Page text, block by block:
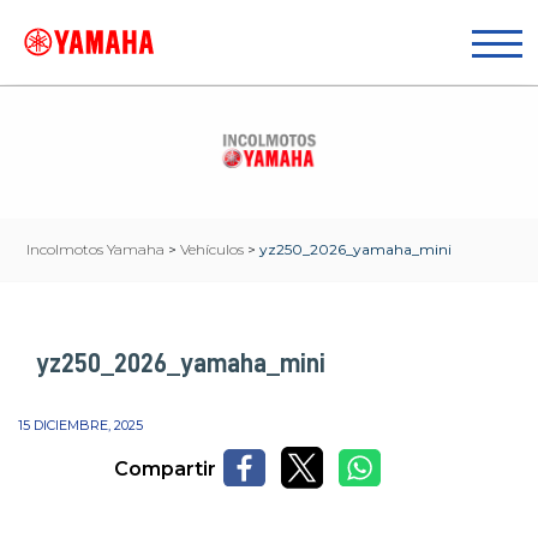
Incolmotos Yamaha > Vehículos > yz250_2026_yamaha_mini
yz250_2026_yamaha_mini
15 DICIEMBRE, 2025
Compartir